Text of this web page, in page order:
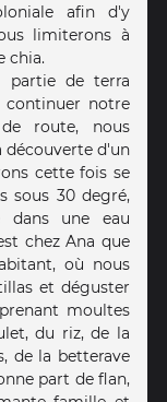
afin d'y
limiterons à
chia.
partie de terra
continuer notre
route, nous
d'un
cette fois se
sous 30 degré,
dans une eau
chez Ana que
où nous
et déguster
moultes
du riz, de la
de la betterave
part de flan,